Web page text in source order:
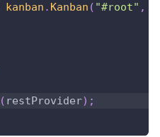
kanban . Kanban ( "#root" ,
( restProvider) ;